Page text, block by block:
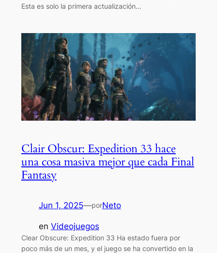
Esta es solo la primera actualización…
Clair Obscur: Expedition 33 hace
una cosa masiva mejor que cada Final
Fantasy
Jun 1, 2025—porNeto
en Videojuegos
Clear Obscure: Expedition 33 Ha estado fuera por
poco más de un mes, y el juego se ha convertido en la